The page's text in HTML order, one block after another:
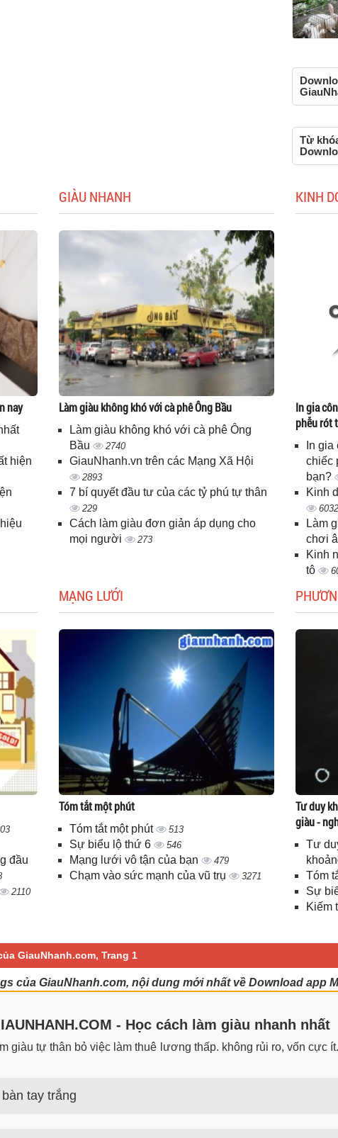
Từ
nay
hiện
GIÀU NHANH
Làm giàu không khó với cà phê Ông Bầu
Làm giàu không khó với cà phê Ông
Bầu
2740
GiauNhanh.vn trên các Mạng Xã Hội
2893
7 bí quyết đầu tư của các tỷ phú tự thân
229
Cách làm giàu đơn giản áp dụng cho
mọi người
273
KINH
In gia
phễu rót
In
chiếc
bạn?
Kinh
6032
Làm
chơi
Kinh
tô
đầu
2110
MẠNG LƯỚI
Tóm tắt một phút
Tóm tắt một phút 513
Sự biểu lộ thứ 6 546
Mạng lưới vô tận của bạn 479
Chạm vào sức mạnh của vũ trụ 3271
Tư duy
giàu -
Tư
Tóm
Sự
Kiếm
GiauNhanh.com, Trang 1
của GiauNhanh.com, nội dung mới nhất về Download app
- Học cách làm giàu nhanh nhất
giàu tự thân bỏ việc làm thuê lương thấp. không rủi ro, vốn cực
tay trắng